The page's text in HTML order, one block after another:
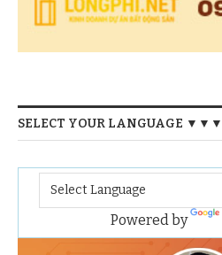
SELECT YOUR LANGUAGE ▼▼▼
Powered by